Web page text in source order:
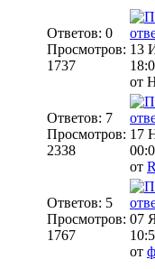
Ответов: 0
Просмотров:
1737
13
от
Ответов: 7
Просмотров:
2338
17
от
Ответов: 5
Просмотров:
1767
07
от